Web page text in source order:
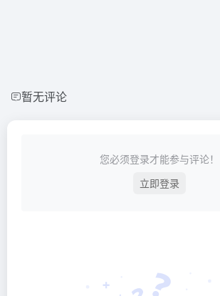
暂无评论
您必须登录才能参与评论！
立即登录